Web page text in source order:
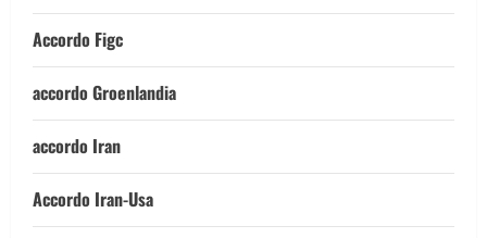
Accordo Figc
accordo Groenlandia
accordo Iran
Accordo Iran-Usa